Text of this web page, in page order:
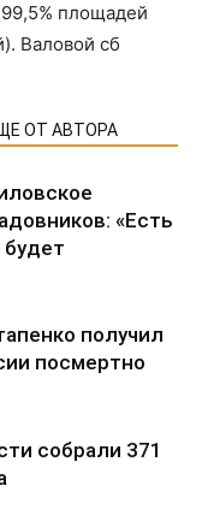
площадей
Валовой сб
ОТ АВТОРА
«Есть
будет
получил
посмертно
собрали 371